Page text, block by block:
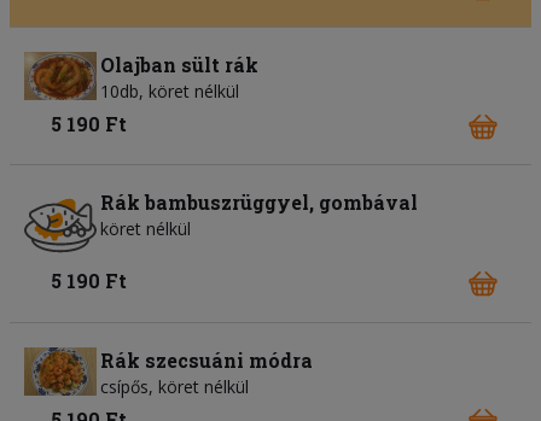
Olajban sült rák
10db, köret nélkül
5 190 Ft
Rák bambuszrüggyel, gombával
köret nélkül
5 190 Ft
Rák szecsuáni módra
csípős, köret nélkül